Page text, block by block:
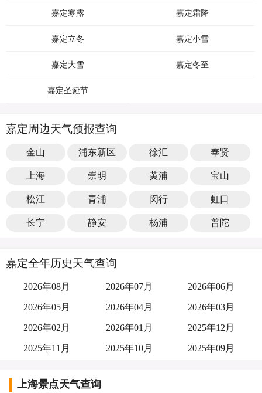
嘉定寒露 嘉定霜降
嘉定立冬 嘉定小雪
嘉定大雪 嘉定冬至
嘉定圣诞节
嘉定周边天气预报查询
金山 浦东新区 徐汇 奉贤
上海 崇明 黄浦 宝山
松江 青浦 闵行 虹口
长宁 静安 杨浦 普陀
嘉定全年历史天气查询
2026年08月 2026年07月 2026年06月
2026年05月 2026年04月 2026年03月
2026年02月 2026年01月 2025年12月
2025年11月 2025年10月 2025年09月
上海景点天气查询